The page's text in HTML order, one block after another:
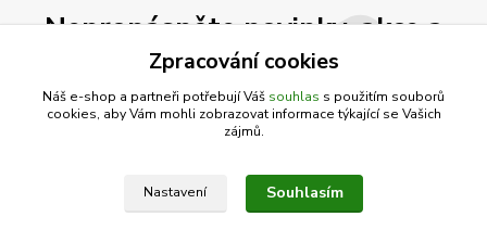
Nepropásněte novinky, akce a
slevy!
zpracováním osobních údajůza účelem rozesílky newsletteru.
Můžete se kdykoli odhlásit. Zasíláme jednou za 14 dní.
Zpracování cookies
Náš e-shop a partneři potřebují Váš souhlas s použitím souborů
cookies, aby Vám mohli zobrazovat informace týkající se Vašich
zájmů.
Nastavení Souhlasím